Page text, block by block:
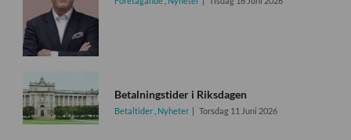
Betalningstider i Riksdagen
Betaltider Nyheter Torsdag 11 Juni 2026